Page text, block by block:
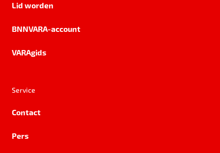
Lid worden
BNNVARA-account
VARAgids
Service
Contact
Pers